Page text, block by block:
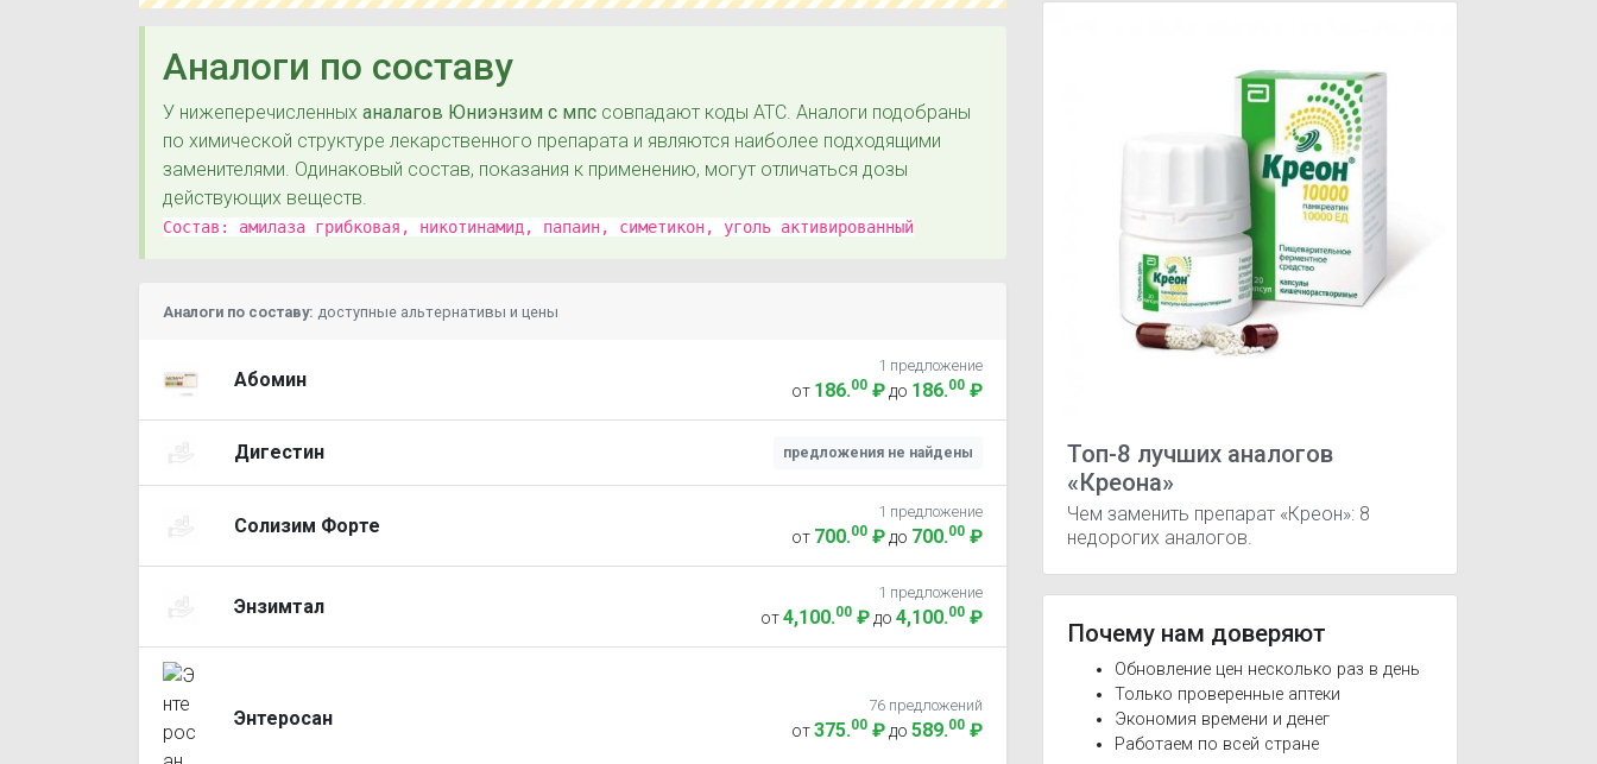
Аналоги по составу
У нижеперечисленных аналагов Юниэнзим с мпс совпадают коды ATC. Аналоги подобраны
по химической структуре лекарственного препарата и являются наиболее подходящими
заменителями. Одинаковый состав, показания к применению, могут отличаться дозы
действующих веществ.
Состав: амилаза грибковая, никотинамид, папаин, симетикон, уголь активированный
Аналоги по составу: доступные альтернативы и цены
Абомин
1 предложение
от 186.00 ₽ до 186.00 ₽
Дигестин предложения не найдены
Солизим Форте
1 предложение
от 700.00 ₽ до 700.00 ₽
Энзимтал
1 предложение
от4,100.00 ₽ до 4,100.00 ₽
Энтеросан
76 предложений
от375.00 ₽ до 589.00 ₽
Топ-8 лучших аналогов
«Креона»
Чем заменить препарат «Креон»: 8
недорогих аналогов.
Почему нам доверяют
Обновление цен несколько раз в день
Только проверенные аптеки
Экономия времени и денег
Работаем по всей стране